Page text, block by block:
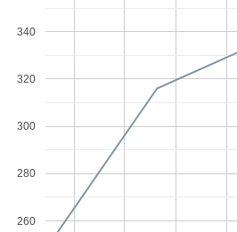
260
280
300
320
340